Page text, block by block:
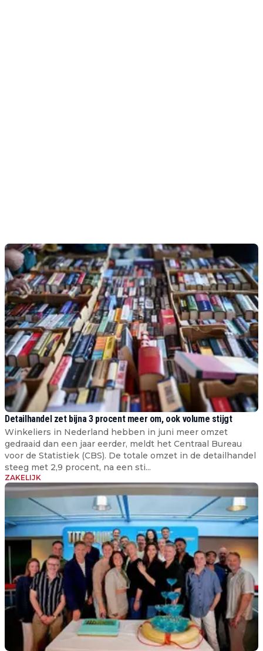
Detailhandel zet bijna 3 procent meer om, ook volume stijgt
Winkeliers in Nederland hebben in juni meer omzet
gedraaid dan een jaar eerder, meldt het Centraal Bureau
voor de Statistiek (CBS). De totale omzet in de detailhandel
steeg met 2,9 procent, na een sti...
ZAKELIJK